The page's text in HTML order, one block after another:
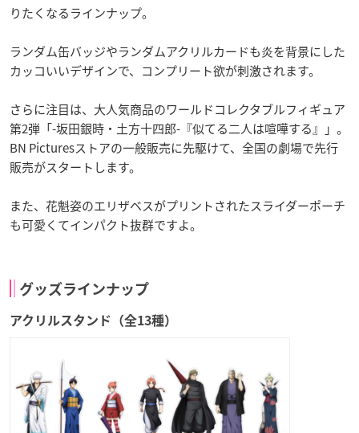
りたくなるラインナップ。
ランダム缶バッジやランダムアクリルカードも炎を背景にした
カッコいいデザインで、コンプリート欲が刺激されます。
さらに注目は、大人気商品のワールドコレクタブルフィギュア
第2弾「-坂田銀時・土方十四郎-『似てる二人は喧嘩する』」。
BN Picturesストアの一般販売に先駆けて、全国の劇場で先行
販売がスタートします。
また、花魁姿のエリザベスがプリントされたスライダーポーチ
も可愛くてインパクト抜群ですよ。
グッズラインナップ
アクリルスタンド（全13種）